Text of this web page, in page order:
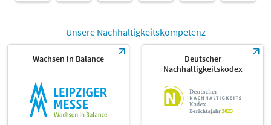
Unsere Nachhaltigkeitskompetenz
Wachsen in Balance
Deutscher
Nachhaltigkeitskodex